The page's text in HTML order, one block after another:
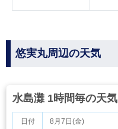
悠実丸周辺の天気
水島灘 1時間毎の天気
日付 8月7日(金)